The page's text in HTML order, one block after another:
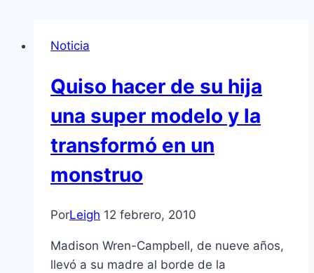
Noticia
Quiso hacer de su hija
una super modelo y la
transformó en un
monstruo
PorLeigh 12 febrero, 2010
Madison Wren-Campbell, de nueve años,
llevó a su madre al borde de la